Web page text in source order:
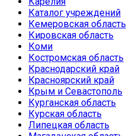
Каталог учреждений
Кемеровская область
Кировская область
Коми
Костромская область
Краснодарский край
Красноярский край
Крым и Севастополь
Курганская область
Курская область
Липецкая область